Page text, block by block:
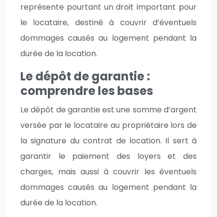
représente pourtant un droit important pour
le locataire, destiné à couvrir d’éventuels
dommages causés au logement pendant la
durée de la location.
Le dépôt de garantie :
comprendre les bases
Le dépôt de garantie est une somme d’argent
versée par le locataire au propriétaire lors de
la signature du contrat de location. Il sert à
garantir le paiement des loyers et des
charges, mais aussi à couvrir les éventuels
dommages causés au logement pendant la
durée de la location.